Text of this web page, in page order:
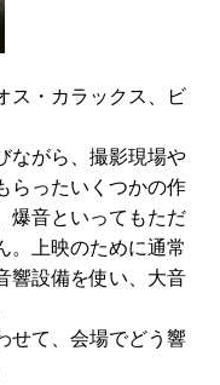
ス・カラックス、ビ
ながら、撮影現場や
らったいくつかの作
爆音といってもただ
。上映のために通常
響設備を使い、大音
せて、会場でどう響